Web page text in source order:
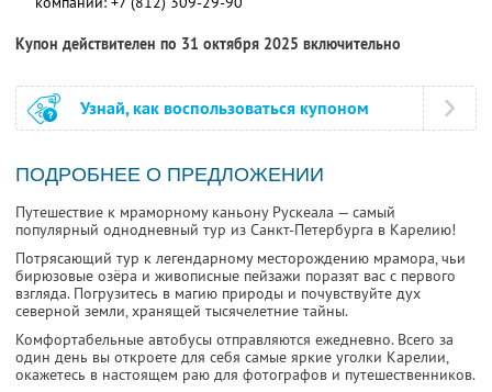
Купон действителен по 31 октября 2025 включительно
Узнай, как воспользоваться купоном
ПОДРОБНЕЕ О ПРЕДЛОЖЕНИИ
Путешествие к мраморному каньону Рускеала — самый
популярный однодневный тур из Санкт-Петербурга в Карелию!
Потрясающий тур к легендарному месторождению мрамора, чьи
бирюзовые озёра и живописные пейзажи поразят вас с первого
взгляда. Погрузитесь в магию природы и почувствуйте дух
северной земли, хранящей тысячелетние тайны.
Комфортабельные автобусы отправляются ежедневно. Всего за
один день вы откроете для себя самые яркие уголки Карелии,
окажетесь в настоящем раю для фотографов и путешественников.